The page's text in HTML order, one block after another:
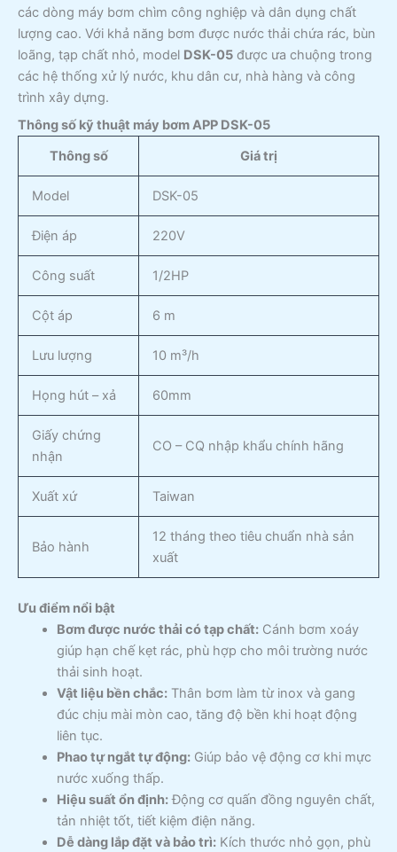
các dòng máy bơm chìm công nghiệp và dân dụng chất
lượng cao. Với khả năng bơm được nước thải chứa rác, bùn
loãng, tạp chất nhỏ, model DSK-05 được ưa chuộng trong
các hệ thống xử lý nước, khu dân cư, nhà hàng và công
trình xây dựng.
Thông số kỹ thuật máy bơm APP DSK-05
Thông số
Giá trị
Model DSK-05
Điện áp 220V
Công suất 1/2HP
Cột áp 6 m
Lưu lượng 10 m³/h
Họng hút – xả 60mm
Giấy chứng
nhận
CO – CQ nhập khẩu chính hãng
Xuất xứ Taiwan
Bảo hành
12 tháng theo tiêu chuẩn nhà sản
xuất
Ưu điểm nổi bật
Bơm được nước thải có tạp chất:Cánh bơm xoáy
giúp hạn chế kẹt rác, phù hợp cho môi trường nước
thải sinh hoạt.
Vật liệu bền chắc:Thân bơm làm từ inox và gang
đúc chịu mài mòn cao, tăng độ bền khi hoạt động
liên tục.
Phao tự ngắt tự động:Giúp bảo vệ động cơ khi mực
nước xuống thấp.
Hiệu suất ổn định:Động cơ quấn đồng nguyên chất,
tản nhiệt tốt, tiết kiệm điện năng.
Dễ dàng lắp đặt và bảo trì:Kích thước nhỏ gọn, phù